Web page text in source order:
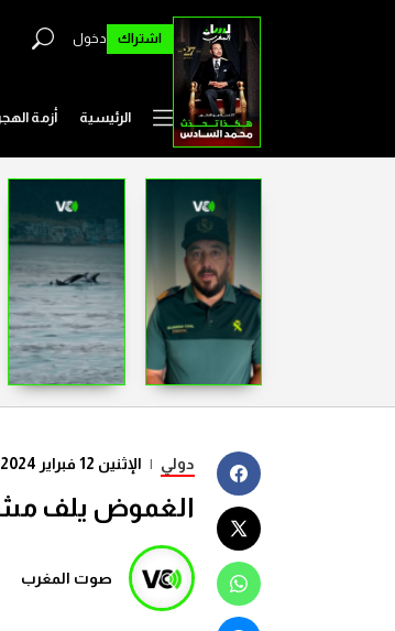
اشتراك دخول
الرئيسية أزمة
دولي | الإثنين 12 فبراير 2024 - 19:48
الغموض يلف
صوت المغرب